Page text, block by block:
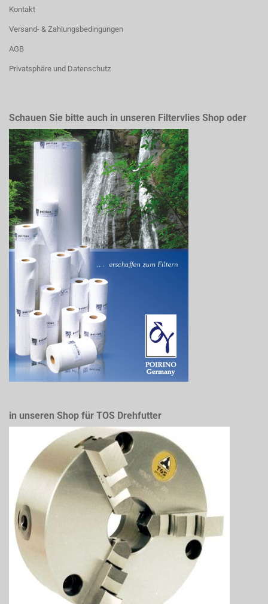
Kontakt
Versand- & Zahlungsbedingungen
AGB
Privatsphäre und Datenschutz
Schauen Sie bitte auch in unseren Filtervlies Shop oder
in unseren Shop für TOS Drehfutter